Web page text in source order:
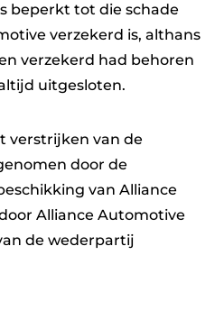
beperkt tot die schade
verzekerd is, althans
verzekerd had behoren
uitgesloten.
verstrijken van de
door de
van Alliance
Alliance Automotive
de wederpartij